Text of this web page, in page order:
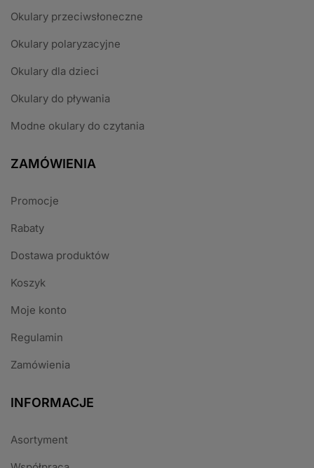
Okulary przeciwsłoneczne
Okulary polaryzacyjne
Okulary dla dzieci
Okulary do pływania
Modne okulary do czytania
ZAMÓWIENIA
Promocje
Rabaty
Dostawa produktów
Koszyk
Moje konto
Regulamin
Zamówienia
INFORMACJE
Asortyment